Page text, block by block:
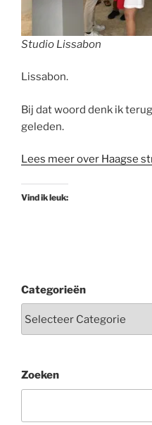
Studio Lissabon
Lissabon.
Bij dat woord denk ik
geleden.
Lees meer over Haagse
Vind ik leuk:
Categorieën
Zoeken